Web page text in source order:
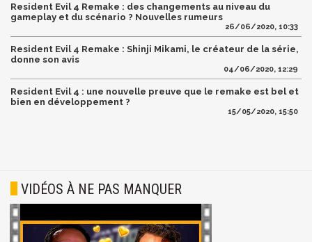
Resident Evil 4 Remake : des changements au niveau du
gameplay et du scénario ? Nouvelles rumeurs
26/06/2020, 10:33
Resident Evil 4 Remake : Shinji Mikami, le créateur de la série,
donne son avis
04/06/2020, 12:29
Resident Evil 4 : une nouvelle preuve que le remake est bel et
bien en développement ?
15/05/2020, 15:50
VIDÉOS À NE PAS MANQUER